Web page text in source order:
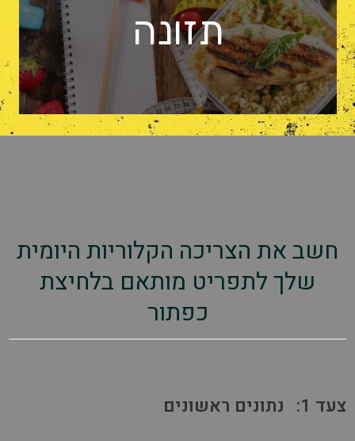
תזונה
חשב את הצריכה הקלוריות היומית
שלך לתפריט מותאם בלחיצת
כפתור
צעד 1: נתונים ראשונים